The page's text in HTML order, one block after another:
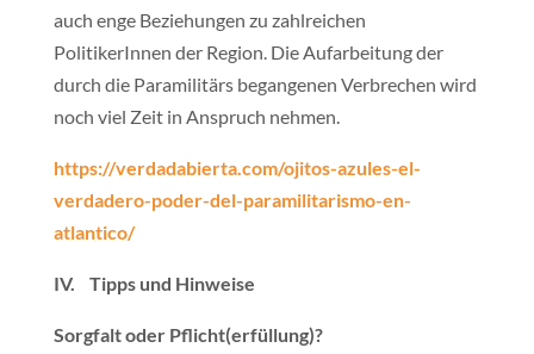
auch enge Beziehungen zu zahlreichen
PolitikerInnen der Region. Die Aufarbeitung der
durch die Paramilitärs begangenen Verbrechen wird
noch viel Zeit in Anspruch nehmen.
https://verdadabierta.com/ojitos-azules-el-
verdadero-poder-del-paramilitarismo-en-
atlantico/
IV. Tipps und Hinweise
Sorgfalt oder Pflicht(erfüllung)?